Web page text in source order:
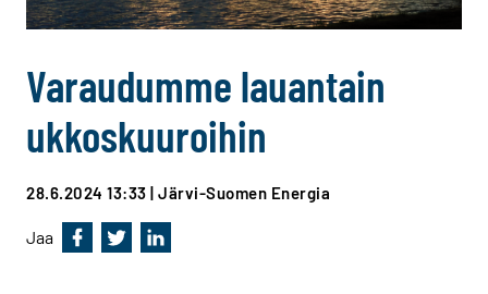
Varaudumme lauantain
ukkoskuuroihin
28.6.2024 13:33 | Järvi-Suomen Energia
Jaa Jaa Facebookissa
Jaa Twitterissä
Jaa Linkedinissä